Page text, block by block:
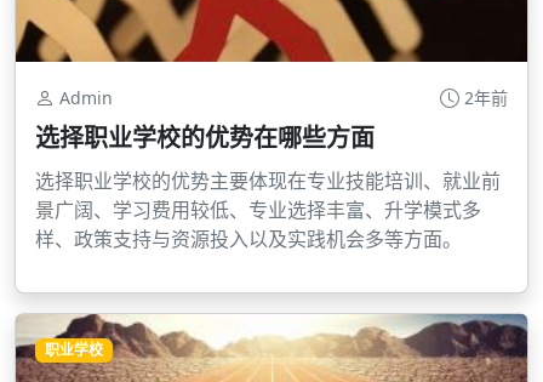
Admin 2年前
选择职业学校的优势在哪些方面
选择职业学校的优势主要体现在专业技能培训、就业前
景广阔、学习费用较低、专业选择丰富、升学模式多
样、政策支持与资源投入以及实践机会多等方面。
职业学校